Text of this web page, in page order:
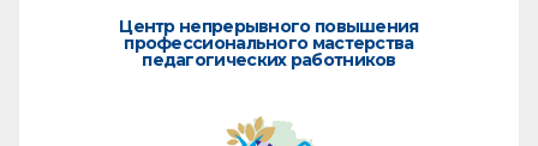
Центр непрерывного повышения
профессионального мастерства
педагогических работников